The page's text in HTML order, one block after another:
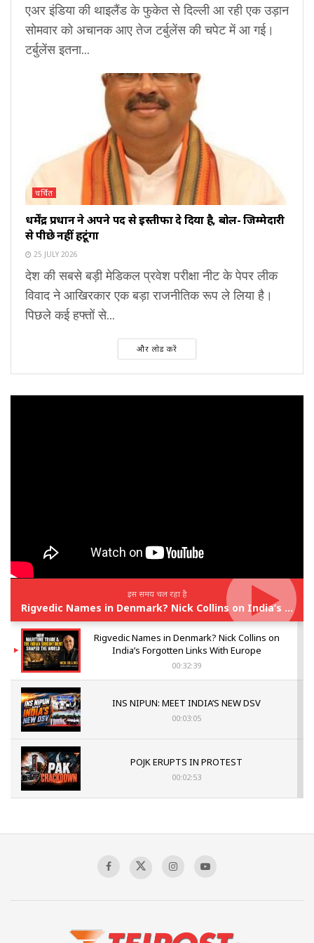
एअर इंडिया की थाइलैंड के फुकेत से दिल्ली आ रही एक उड़ान
सोमवार को अचानक आए तेज टर्बुलेंस की चपेट में आ गई।
टर्बुलेंस इतना...
चर्चित
धर्मेंद्र प्रधान ने अपने पद से इस्तीफा दे दिया है, बोलें- जिम्मेदारी
से पीछे नहीं हटूंगा
25 JULY 2026
देश की सबसे बड़ी मेडिकल प्रवेश परीक्षा नीट के पेपर लीक
विवाद ने आखिरकार एक बड़ा राजनीतिक रूप ले लिया है।
पिछले कई हफ्तों से...
और लोड करें
इस समय चल रहा है
Rigvedic Names in Denmark? Nick Collins on India’s Forgotten Links With Europe
Rigvedic Names in Denmark? Nick Collins on
India’s Forgotten Links With Europe
00:32:39
INS NIPUN: MEET INDIA’S NEW DSV
00:03:05
POJK ERUPTS IN PROTEST
00:02:53
Sagar